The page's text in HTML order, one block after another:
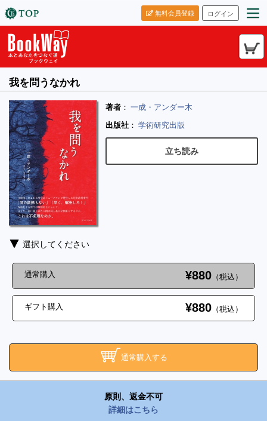
ログイン
無料会員登録
我を問うなかれ
著者 ： 一成・アンダー木
出版社 ： 学術研究出版
立ち読み
選択してください
通常購入 ¥880 （税込）
ギフト購入 ¥880 （税込）
通常購入する
原則、返金不可
詳細はこちら